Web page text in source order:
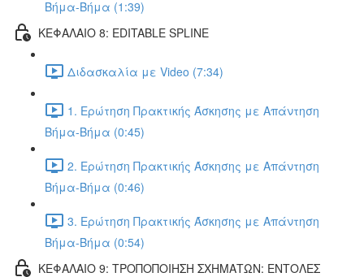
Βήμα-Βήμα (1:39)
ΚΕΦΑΛΑΙΟ 8: EDITABLE SPLINE
Διδασκαλία με Video (7:34)
1. Ερώτηση Πρακτικής Άσκησης με Απάντηση
Βήμα-Βήμα (0:45)
2. Ερώτηση Πρακτικής Άσκησης με Απάντηση
Βήμα-Βήμα (0:46)
3. Ερώτηση Πρακτικής Άσκησης με Απάντηση
Βήμα-Βήμα (0:54)
ΚΕΦΑΛΑΙΟ 9: ΤΡΟΠΟΠΟΙΗΣΗ ΣΧΗΜΑΤΩΝ: ΕΝΤΟΛΕΣ